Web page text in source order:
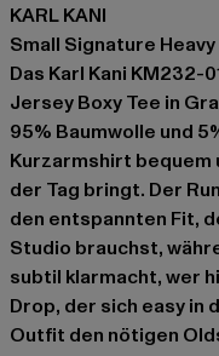
KARL KANI
Small Signature
Das Karl Kani KM232-
Jersey Boxy Tee in
95% Baumwolle und
Kurzarmshirt bequem
der Tag bringt. Der
den entspannten Fit,
Studio brauchst,
subtil klarmacht, wer
Drop, der sich easy in
Outfit den nötigen